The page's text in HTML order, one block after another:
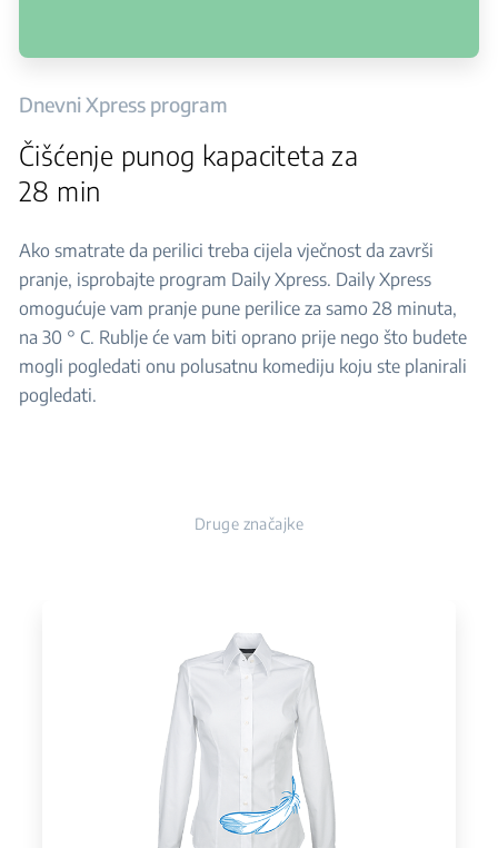
Dnevni Xpress program
Čišćenje punog kapaciteta za
28 min
Ako smatrate da perilici treba cijela vječnost da završi
pranje, isprobajte program Daily Xpress. Daily Xpress
omogućuje vam pranje pune perilice za samo 28 minuta,
na 30 ° C. Rublje će vam biti oprano prije nego što budete
mogli pogledati onu polusatnu komediju koju ste planirali
pogledati.
Druge značajke